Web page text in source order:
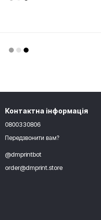
Контактна інформація
0800330806
Передзвонити вам?
@dmprintbot
order@dmprint.store